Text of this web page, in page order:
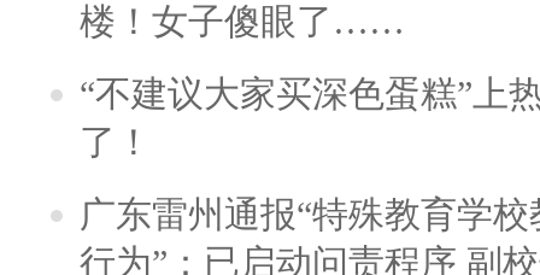
楼！女子傻眼了……
“不建议大家买深色蛋糕”上
了！
广东雷州通报“特殊教育学
行为”：已启动问责程序 副